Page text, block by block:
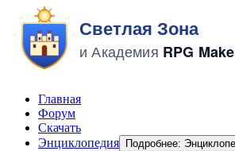
Главная
Форум
Скачать
Энциклопедия
Подробнее: